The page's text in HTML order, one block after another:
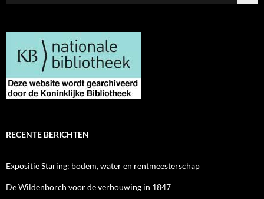
RECENTE BERICHTEN
Expositie Staring: bodem, water en rentmeesterschap
De Wildenborch voor de verbouwing in 1847